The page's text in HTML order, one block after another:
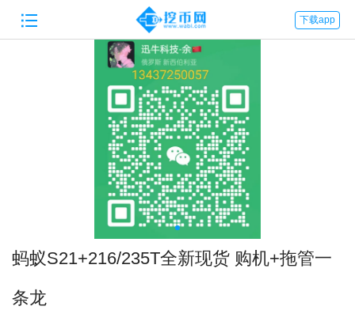
 下载app
蚂蚁S21+216/235T全新现货 购机+拖管一
条龙